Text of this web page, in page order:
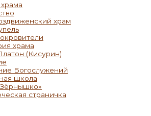
храм
храма
(Кисурин)
Богослужений
школа
страничка